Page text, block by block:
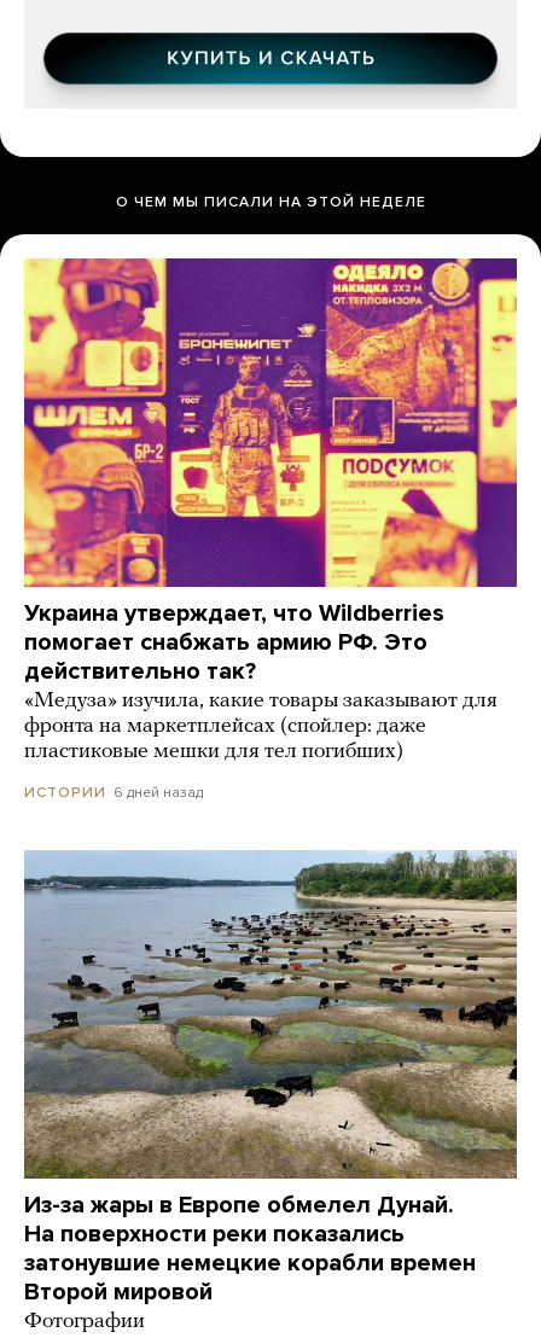
О ЧЕМ МЫ ПИСАЛИ НА ЭТОЙ НЕДЕЛЕ
Украина утверждает, что Wildberries
помогает снабжать армию РФ. Это
действительно так?
«Медуза» изучила, какие товары заказывают для
фронта на маркетплейсах (спойлер: даже
пластиковые мешки для тел погибших)
ИСТОРИИ 6 дней назад
Из-за жары в Европе обмелел Дунай.
На поверхности реки показались
затонувшие немецкие корабли времен
Второй мировой
Фотографии